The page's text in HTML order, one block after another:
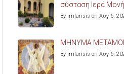
σύσταση Ιερά
By imlarisis on Αυγ 6,
ΜΗΝΥΜΑ
By imlarisis on Αυγ 6,